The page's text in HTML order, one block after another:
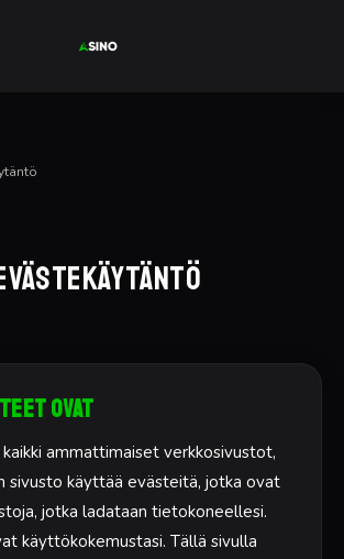
ovat
ammattimaiset verkkosivustot,
sivusto käyttää evästeitä, jotka ovat
jotka ladataan tietokoneellesi.
käyttökokemustasi. Tällä sivulla